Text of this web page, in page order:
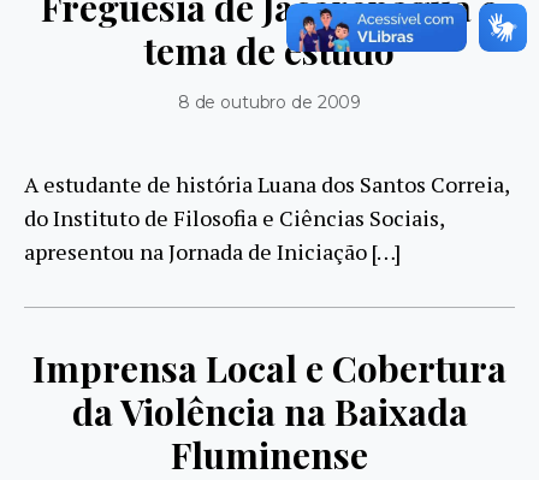
tema de estudo
8 de outubro de 2009
A estudante de história Luana dos Santos Correia,
do Instituto de Filosofia e Ciências Sociais,
apresentou na Jornada de Iniciação […]
Imprensa Local e Cobertura
da Violência na Baixada
Fluminense